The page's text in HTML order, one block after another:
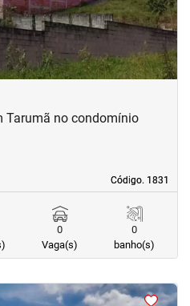
Código. 1831
Código. 1831
Tarumã no condomínio
0
Vaga(s)
0
banho(s)